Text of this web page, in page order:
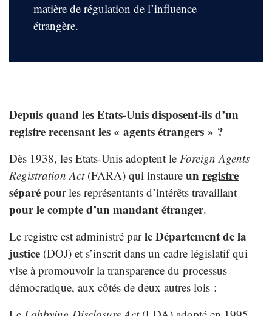
matière de régulation de l’influence
étrangère.
Depuis quand les Etats-Unis disposent-ils d’un
registre recensant les « agents étrangers » ?
Dès 1938, les Etats-Unis adoptent le Foreign Agents
Registration Act (FARA) qui instaure unregistre
séparé pour les représentants d’intérêts travaillant
pour le compte d’un mandant étranger.
Le registre est administré parle Département de la
justice (DOJ) et s’inscrit dans un cadre législatif qui
vise à promouvoir la transparence du processus
démocratique, aux côtés de deux autres lois :